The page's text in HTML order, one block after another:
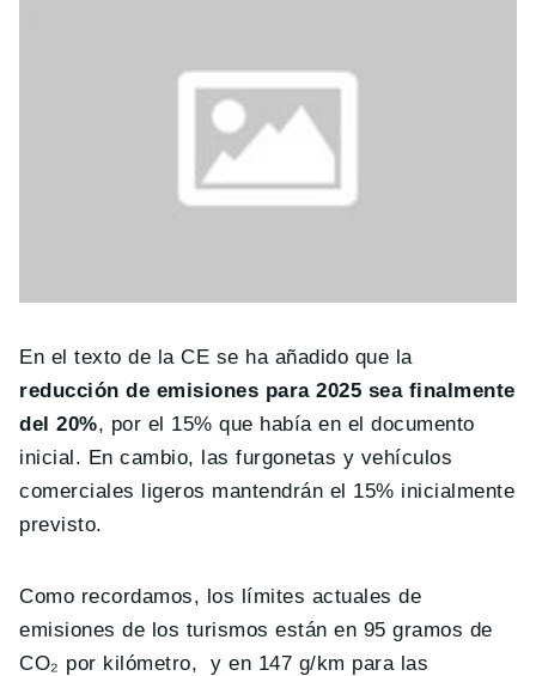
En el texto de la CE se ha añadido que la
reducción de emisiones para 2025 sea finalmente
del 20%, por el 15% que había en el documento
inicial. En cambio, las furgonetas y vehículos
comerciales ligeros mantendrán el 15% inicialmente
previsto.
Como recordamos, los límites actuales de
emisiones de los turismos están en 95 gramos de
CO₂ por kilómetro, y en 147 g/km para las